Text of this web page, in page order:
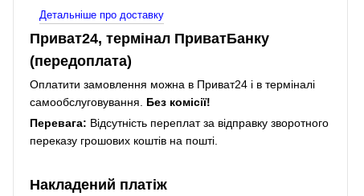
Детальніше про доставку
Приват24, термінал ПриватБанку
(передоплата)
Оплатити замовлення можна в Приват24 і в терміналі
самообслуговування. Без комісії!
Перевага: Відсутність переплат за відправку зворотного
переказу грошових коштів на пошті.
Накладений платіж